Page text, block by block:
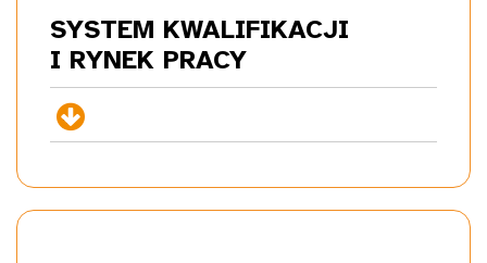
SYSTEM KWALIFIKACJI
I RYNEK PRACY
+